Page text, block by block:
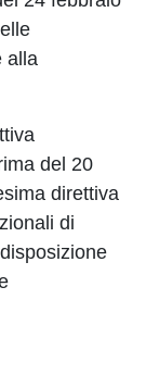
alla
del 20
direttiva
di